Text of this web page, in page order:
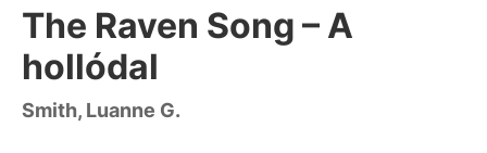
The Raven Song – A
hollódal
Smith, Luanne G.